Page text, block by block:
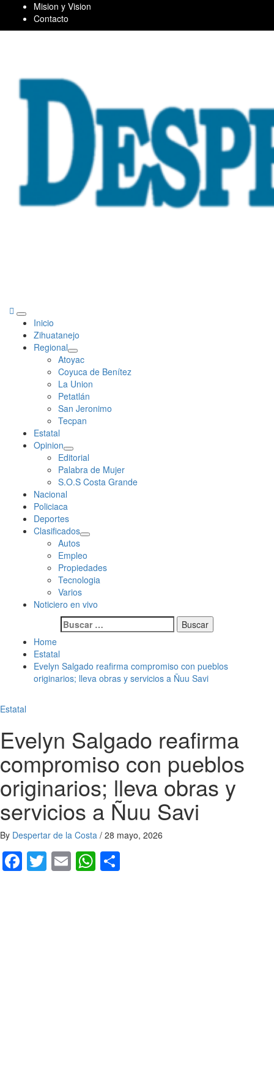
content
Mision y Vision
Contacto
Primary
Menu
Inicio
Zihuatanejo
Regional
Atoyac
Coyuca de Benítez
La Union
Petatlán
San Jeronimo
Tecpan
Estatal
Opinion
Editorial
Palabra de Mujer
S.O.S Costa Grande
Nacional
Policiaca
Deportes
Clasificados
Autos
Empleo
Propiedades
Tecnologia
Varios
Noticiero en vivo
Buscar:
Home
Estatal
Evelyn Salgado reafirma compromiso con pueblos
originarios; lleva obras y servicios a Ñuu Savi
Estatal
Evelyn Salgado reafirma
compromiso con pueblos
originarios; lleva obras y
servicios a Ñuu Savi
By Despertar de la Costa / 28 mayo, 2026
Facebook
Twitter
EmailWhatsApp